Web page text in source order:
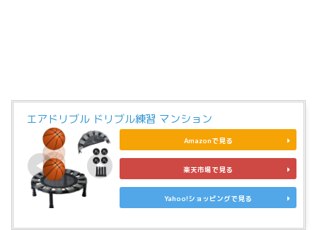
エアドリブル ドリブル練習 マンション
Amazonで見る
楽天市場で見る
Yahoo!ショッピングで見る